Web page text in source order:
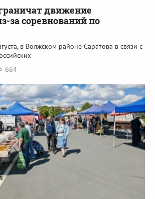
движение
за соревнований по
в Волжском районе Саратова в связи с
664